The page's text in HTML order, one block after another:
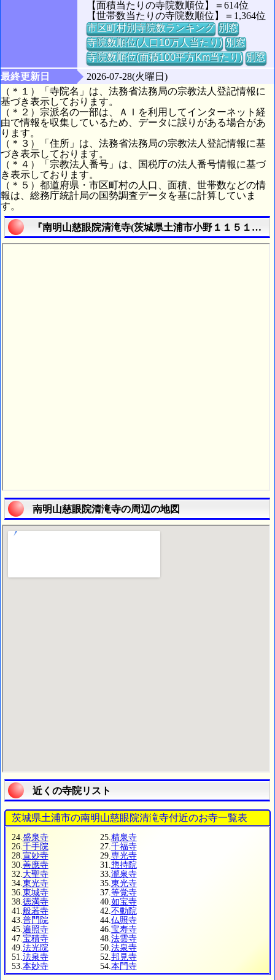
【面積当たりの寺院数順位】＝614位
【世帯数当たりの寺院数順位】＝1,364位
市区町村別寺院数ランキング 別窓
寺院数順位(人口10万人当たり) 別窓
寺院数順位(面積100平方Km当たり) 別窓
最終更新日
2026-07-28(火曜日)
（＊１）「寺院名」は、法務省法務局の宗教法人登記情報に
基づき表示しております。
（＊２）宗派名の一部は、ＡＩを利用してインターネット経
由で情報を収集しているため、データに誤りがある場合があ
ります。
（＊３）「住所」は、法務省法務局の宗教法人登記情報に基
づき表示しております。
（＊４）「宗教法人番号」は、国税庁の法人番号情報に基づ
き表示しております。
（＊５）都道府県・市区町村の人口、面積、世帯数などの情
報は、総務庁統計局の国勢調査データを基に計算していま
す。
『南明山慈眼院清滝寺(茨城県土浦市小野１１５１番
南明山慈眼院清滝寺の周辺の地図
近くの寺院リスト
茨城県土浦市の南明山慈眼院清滝寺付近のお寺一覧表
24. 盛泉寺 25. 精泉寺
26. 千手院 27. 千福寺
28. 宣妙寺 29. 専光寺
30. 善應寺 31. 惣持院
32. 大聖寺 33. 瀧泉寺
34. 東光寺 35. 東光寺
36. 東城寺 37. 等覚寺
38. 徳満寺 40. 如宝寺
41. 般若寺 42. 不動院
43. 普門院 44. 仏照寺
45. 遍照寺 46. 宝寿寺
47. 宝積寺 48. 法雲寺
49. 法光院 50. 法泉寺
51. 法泉寺 52. 邦見寺
53. 本妙寺 54. 本門寺